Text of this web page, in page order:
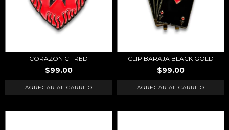
CORAZON CT RED
$99.00
CLIP BARAJA BLACK GOLD
$99.00